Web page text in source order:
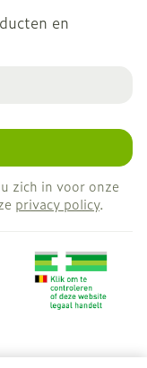
en
zich in voor onze
privacy policy.